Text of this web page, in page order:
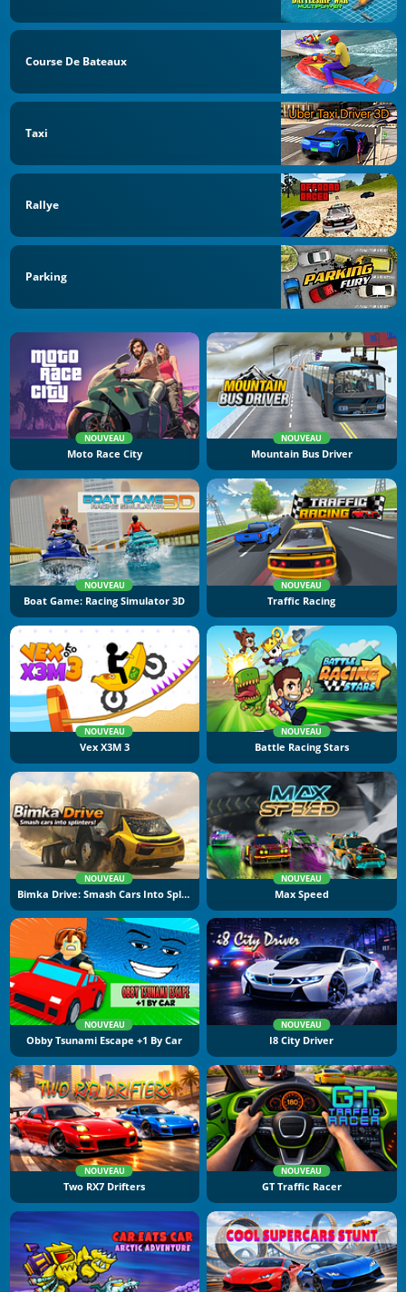
Course De Bateaux
Taxi
Rallye
Parking
NOUVEAU
Moto Race City
NOUVEAU
Mountain Bus Driver
NOUVEAU
Boat Game: Racing Simulator 3D
NOUVEAU
Traffic Racing
NOUVEAU
Vex X3M 3
NOUVEAU
Battle Racing Stars
NOUVEAU
Bimka Drive: Smash Cars Into Splinters
NOUVEAU
Max Speed
NOUVEAU
Obby Tsunami Escape +1 By Car
NOUVEAU
I8 City Driver
NOUVEAU
Two RX7 Drifters
NOUVEAU
GT Traffic Racer